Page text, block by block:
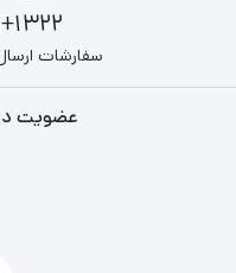
1322+
سفارشات
عضویت